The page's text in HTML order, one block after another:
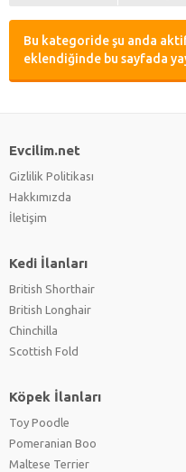
Bu kategoride şu anda
eklendiğinde bu sayfada
Evcilim.net
Gizlilik Politikası
Hakkımızda
İletişim
Kedi İlanları
British Shorthair
British Longhair
Chinchilla
Scottish Fold
Köpek İlanları
Toy Poodle
Pomeranian Boo
Maltese Terrier